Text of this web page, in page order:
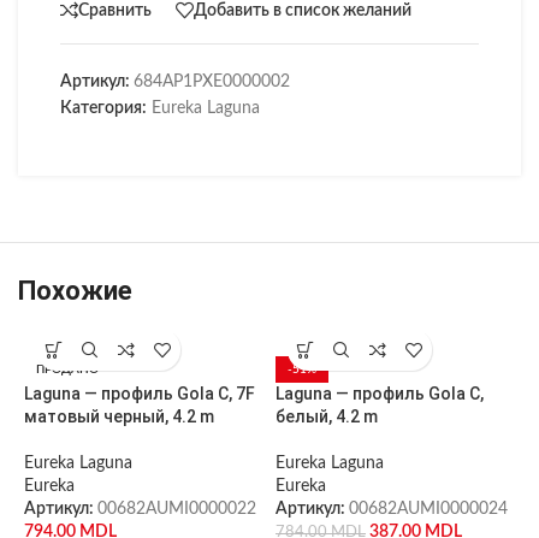
Сравнить Добавить в список желаний
Артикул: 684AP1PXE0000002
Категория: Eureka Laguna
Похожие
ПРОДАНО
Laguna — профиль Gola C, 7F
матовый черный, 4.2 m
Eureka Laguna
Eureka
Артикул: 00682AUMI0000022
794.00 MDL
-51%
Laguna — профиль Gola C,
белый, 4.2 m
Eureka Laguna
Eureka
Артикул: 00682AUMI0000024
784.00MDL 387.00 MDL